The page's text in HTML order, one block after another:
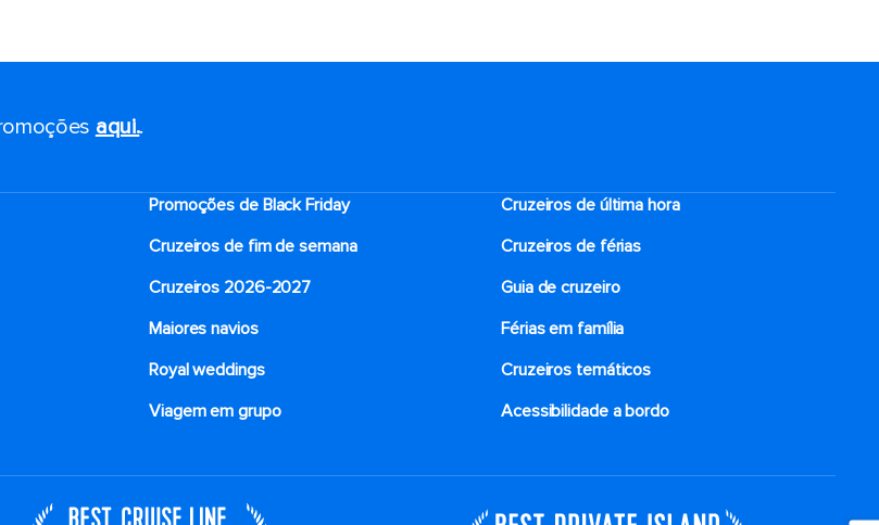
aqui..
Promoções de Black Friday
Cruzeiros de última hora
Cruzeiros de fim de semana
Cruzeiros de férias
Cruzeiros 2026-2027
Guia de cruzeiro
Maiores navios
Férias em família
Royal weddings
Cruzeiros temáticos
Viagem em grupo
Acessibilidade a bordo